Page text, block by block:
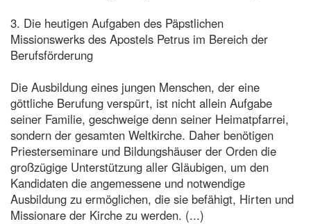
3. Die heutigen Aufgaben des Päpstlichen
Missionswerks des Apostels Petrus im Bereich der
Berufsförderung
Die Ausbildung eines jungen Menschen, der eine
göttliche Berufung verspürt, ist nicht allein Aufgabe
seiner Familie, geschweige denn seiner Heimatpfarrei,
sondern der gesamten Weltkirche. Daher benötigen
Priesterseminare und Bildungshäuser der Orden die
großzügige Unterstützung aller Gläubigen, um den
Kandidaten die angemessene und notwendige
Ausbildung zu ermöglichen, die sie befähigt, Hirten und
Missionare der Kirche zu werden. (...)